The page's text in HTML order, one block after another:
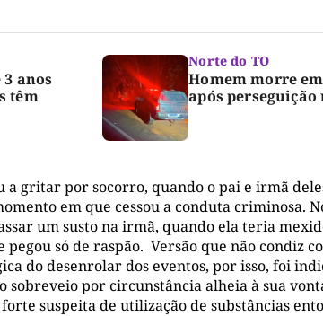
anos
têm
Norte do TO
Homem morre
após perseguição
a gritar por socorro, quando o pai e irmã
em que cessou a conduta criminosa.
um susto na irmã, quando ela teria
só de raspão. Versão que não condiz
do desenrolar dos eventos, por isso, foi
por circunstância alheia à sua
suspeita de utilização de substâncias